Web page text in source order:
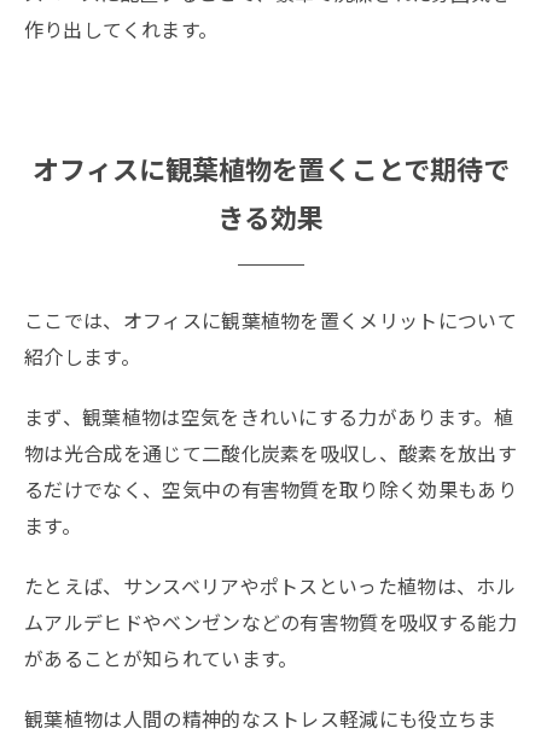
作り出してくれます。
オフィスに観葉植物を置くことで期待で
きる効果
ここでは、オフィスに観葉植物を置くメリットについて
紹介します。
まず、観葉植物は空気をきれいにする力があります。植
物は光合成を通じて二酸化炭素を吸収し、酸素を放出す
るだけでなく、空気中の有害物質を取り除く効果もあり
ます。
たとえば、サンスベリアやポトスといった植物は、ホル
ムアルデヒドやベンゼンなどの有害物質を吸収する能力
があることが知られています。
観葉植物は人間の精神的なストレス軽減にも役立ちま